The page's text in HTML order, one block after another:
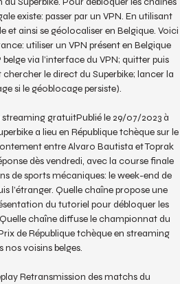
existe: passer par un VPN. En utilisant
et ainsi se géolocaliser en Belgique. Voici
utiliser un VPN présent en Belgique
via l’interface du VPN; quitter puis
le direct du Superbike; lancer la
si le géoblocage persiste).
streaming gratuitPublié le 29/07/2023 à
a lieu en République tchèque sur le
entre Alvaro Bautista et Toprak
dès vendredi, avec la course finale
de sports mécaniques: le week-end de
l’étranger. Quelle chaîne propose une
du tutoriel pour débloquer les
chaîne diffuse le championnat du
de République tchèque en streaming
voisins belges.
Retransmission des matchs du